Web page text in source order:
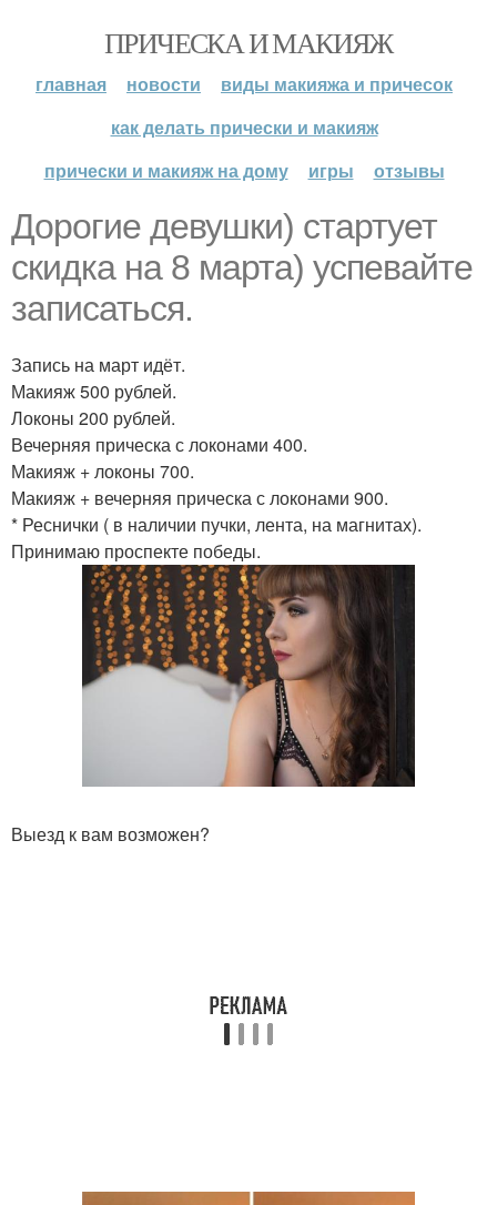
ПРИЧЕСКА И МАКИЯЖ
главная новости
виды макияжа и причесок
как делать прически и макияж
прически и макияж на дому
игры отзывы
Дорогие девушки) стартует
скидка на 8 марта) успевайте
записаться.
Запись на март идёт.
Макияж 500 рублей.
Локоны 200 рублей.
Вечерняя прическа с локонами 400.
Макияж + локоны 700.
Макияж + вечерняя прическа с локонами 900.
* Реснички ( в наличии пучки, лента, на магнитах).
Принимаю проспекте победы.
Выезд к вам возможен?